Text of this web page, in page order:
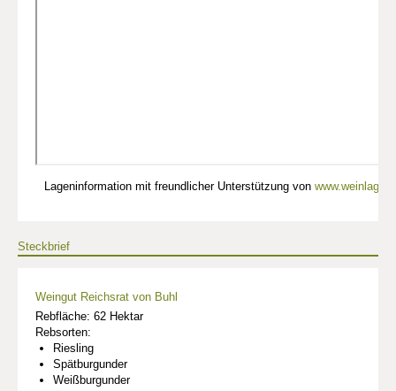
Lageninformation mit freundlicher Unterstützung von
Steckbrief
Weingut Reichsrat von Buhl
Rebfläche: 62 Hektar
Rebsorten:
Riesling
Spätburgunder
Weißburgunder